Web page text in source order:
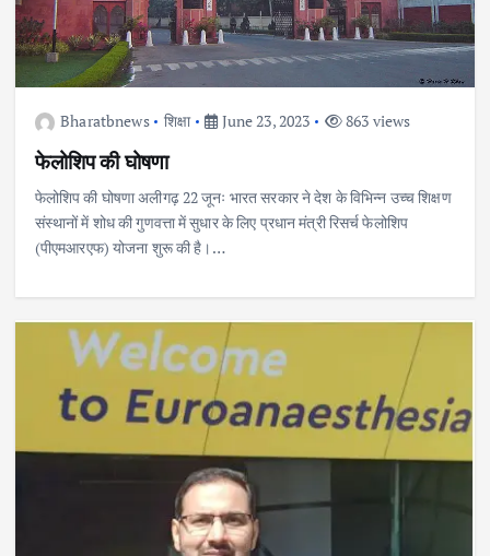
Bharatbnews शिक्षा June 23, 2023 863 views
फेलोशिप की घोषणा
फेलोशिप की घोषणा अलीगढ़ 22 जूनः भारत सरकार ने देश के विभिन्न उच्च शिक्षण
संस्थानों में शोध की गुणवत्ता में सुधार के लिए प्रधान मंत्री रिसर्च फेलोशिप
(पीएमआरएफ) योजना शुरू की है।…